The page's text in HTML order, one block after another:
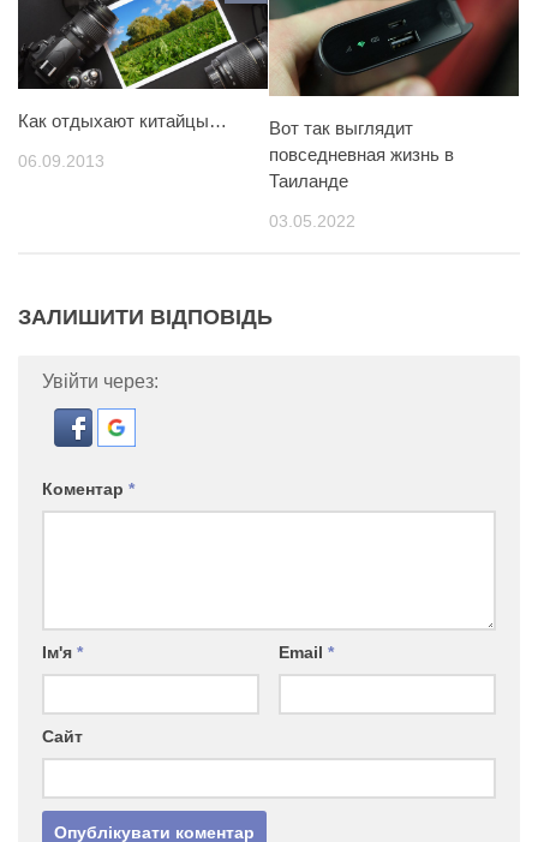
Как отдыхают китайцы…
06.09.2013
Вот так выглядит
повседневная жизнь в
Таиланде
03.05.2022
ЗАЛИШИТИ ВІДПОВІДЬ
Увійти через:
Коментар *
Ім'я * Email *
Сайт